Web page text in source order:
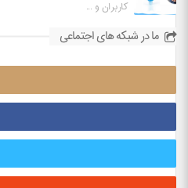
کاربران و ...
ما در شبکه های اجتماعی